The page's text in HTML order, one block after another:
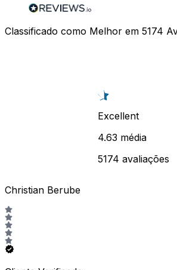
Classificado como Melhor em 5174
Excellent
4.63 média
5174 avaliações
Christian Berube